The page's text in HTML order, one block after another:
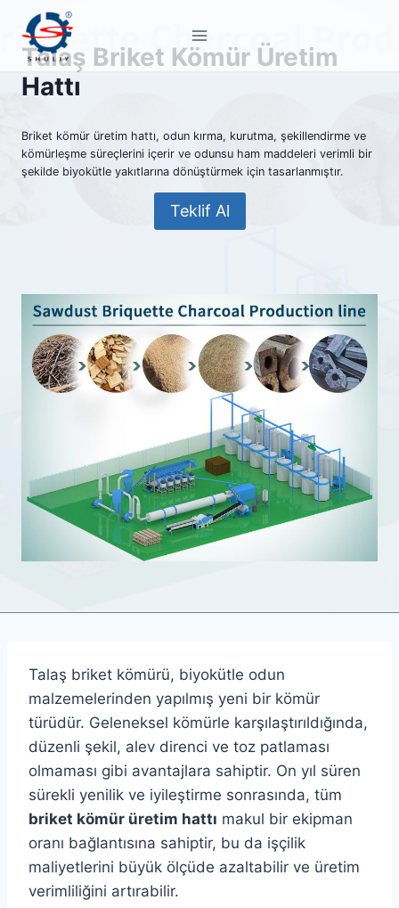
content
Talaş Briket Kömür Üretim
Hattı
Briket kömür üretim hattı, odun kırma, kurutma, şekillendirme ve
kömürleşme süreçlerini içerir ve odunsu ham maddeleri verimli bir
şekilde biyokütle yakıtlarına dönüştürmek için tasarlanmıştır.
Teklif Al
Talaş briket kömürü, biyokütle odun
malzemelerinden yapılmış yeni bir kömür
türüdür. Geleneksel kömürle karşılaştırıldığında,
düzenli şekil, alev direnci ve toz patlaması
olmaması gibi avantajlara sahiptir. On yıl süren
sürekli yenilik ve iyileştirme sonrasında, tüm
briket kömür üretim hattı makul bir ekipman
oranı bağlantısına sahiptir, bu da işçilik
maliyetlerini büyük ölçüde azaltabilir ve üretim
verimliliğini artırabilir.